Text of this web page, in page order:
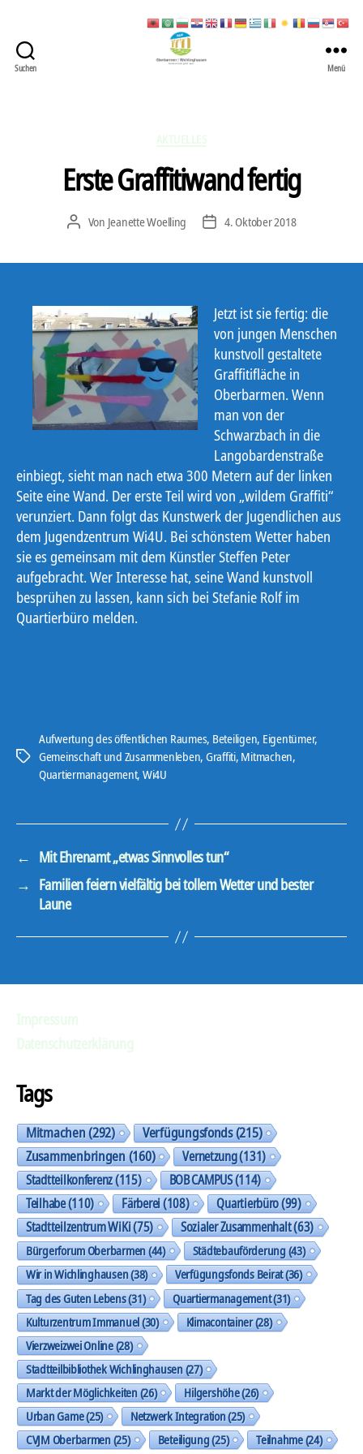
Suchen Menü
Erste Graffitiwand fertig
Beitragsautor
Von Jeanette Woelling Veröffentlichungsdatum
4. Oktober 2018
Jetzt ist sie fertig: die
von jungen Menschen
kunstvoll gestaltete
Graffitifläche in
Oberbarmen. Wenn
man von der
Schwarzbach in die
Langobardenstraße
einbiegt, sieht man nach etwa 300 Metern auf der linken
Seite eine Wand. Der erste Teil wird von „wildem Graffiti“
verunziert. Dann folgt das Kunstwerk der Jugendlichen aus
dem Jugendzentrum Wi4U. Bei schönstem Wetter haben
sie es gemeinsam mit dem Künstler Steffen Peter
aufgebracht. Wer Interesse hat, seine Wand kunstvoll
besprühen zu lassen, kann sich bei Stefanie Rolf im
Quartierbüro melden.
Schlagwörter
Aufwertung des öffentlichen Raumes, Beteiligen, Eigentümer,
Gemeinschaft und Zusammenleben, Graffiti, Mitmachen,
Quartiermanagement, Wi4U
← Mit Ehrenamt „etwas Sinnvolles tun“
→ Familien feiern vielfältig bei tollem Wetter und bester
Laune
Tags
Mitmachen(292) Verfügungsfonds(215)
Zusammenbringen(160) Vernetzung(131)
Stadtteilkonferenz(115) BOB CAMPUS(114)
Teilhabe(110) Färberei(108) Quartierbüro(99)
Stadtteilzentrum WiKi(75) Sozialer Zusammenhalt(63)
Bürgerforum Oberbarmen(44) Städtebauförderung(43)
Wir in Wichlinghausen(38) Verfügungsfonds Beirat(36)
Tag des Guten Lebens(31) Quartiermanagement(31)
Kulturzentrum Immanuel(30) Klimacontainer(28)
Vierzweizwei Online(28)
Stadtteilbibliothek Wichlinghausen(27)
Markt der Möglichkeiten(26) Hilgershöhe(26)
Urban Game(25) Netzwerk Integration(25)
CVJM Oberbarmen(25) Beteiligung(25) Teilnahme(24)